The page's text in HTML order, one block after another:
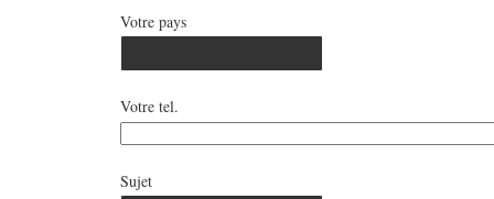
Votre pays
Votre tel.
Sujet